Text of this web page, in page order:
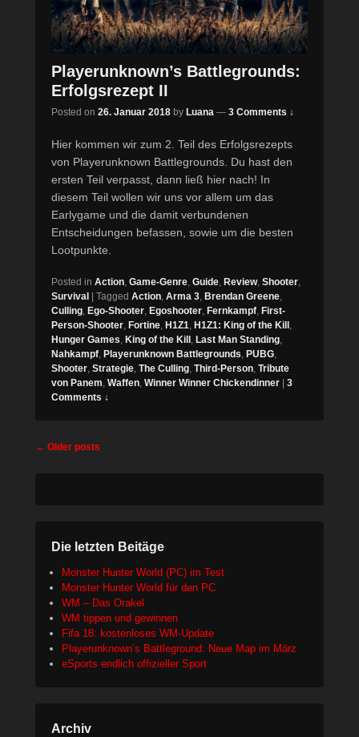
Playerunknown’s Battlegrounds:
Erfolgsrezept II
Posted on 26. Januar 2018 by Luana — 3 Comments ↓
Hier kommen wir zum 2. Teil des Erfolgsrezepts
von Playerunknown Battlegrounds. Du hast den
ersten Teil verpasst, dann ließ hier nach! In
diesem Teil wollen wir uns vor allem um das
Earlygame und die damit verbundenen
Entscheidungen befassen, sowie um die besten
Lootpunkte.
Posted in Action, Game-Genre, Guide, Review, Shooter,
Survival
Tagged Action, Arma 3, Brendan Greene,
Culling, Ego-Shooter, Egoshooter, Fernkampf, First-
Person-Shooter, Fortine, H1Z1, H1Z1: King of the Kill ,
Hunger Games, King of the Kill , Last Man Standing,
Nahkampf, Playerunknown Battlegrounds, PUBG,
Shooter, Strategie, The Culling, Third-Person, Tribute
von Panem, Waffen, Winner Winner Chickendinner
3
Comments ↓
Post
← Older posts
Die letzten Beitäge
Monster Hunter World (PC) im Test
Monster Hunter World für den PC
WM – Das Orakel
WM tippen und gewinnen
Fifa 18: kostenloses WM-Update
Playerunknown’s Battleground: Neue Map im März
eSports endlich offizieller Sport
Archiv